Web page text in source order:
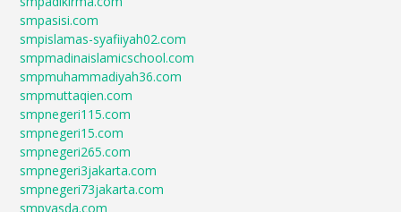
smpasisi.com
smpislamas-syafiiyah02.com
smpmadinaislamicschool.com
smpmuhammadiyah36.com
smpmuttaqien.com
smpnegeri115.com
smpnegeri15.com
smpnegeri265.com
smpnegeri3jakarta.com
smpnegeri73jakarta.com
smpyasda.com